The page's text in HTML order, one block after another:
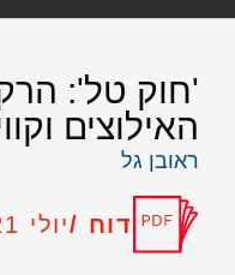
'חוק טל':
האילוצים
ראובן גל
דוח /יולי 2021